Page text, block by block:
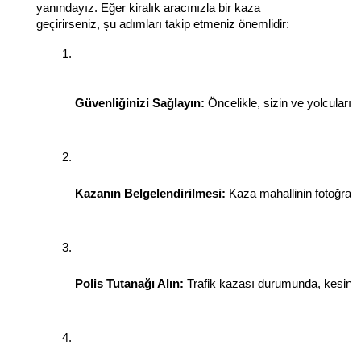
yanındayız. Eğer kiralık aracınızla bir kaza
geçirirseniz, şu adımları takip etmeniz önemlidir:
Güvenliğinizi Sağlayın: Öncelikle, sizin ve
Kazanın Belgelendirilmesi: Kaza mahallinin
Polis Tutanağı Alın: Trafik kazası durumunda,